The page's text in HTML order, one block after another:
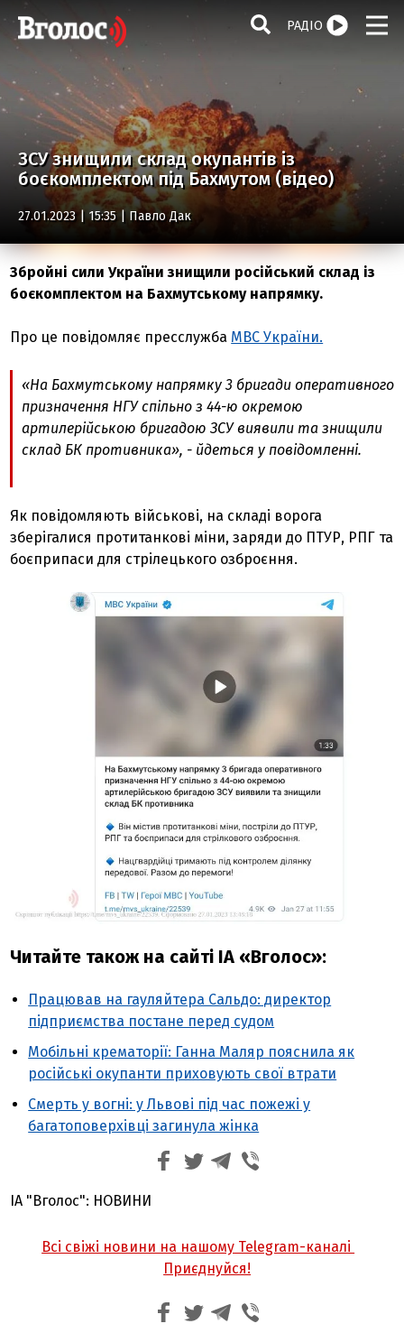
РАДІО
ЗСУ знищили склад окупантів із
боєкомплектом під Бахмутом (відео)
27.01.2023 | 15:35 |Павло Дак
Збройні сили України знищили російський склад із
боєкомплектом на Бахмутському напрямку.
Про це повідомляє пресслужба МВС України.
«На Бахмутському напрямку 3 бригади оперативного
призначення НГУ спільно з 44-ю окремою
артилерійською бригадою ЗСУ виявили та знищили
склад БК противника», - йдеться у повідомленні.
Як повідомляють військові, на складі ворога
зберігалися протитанкові міни, заряди до ПТУР, РПГ та
боєприпаси для стрілецького озброєння.
Читайте також на сайті ІА «Вголос»:
Працював на гауляйтера Сальдо: директор
підприємства постане перед судом
Мобільні крематорії: Ганна Маляр пояснила як
російські окупанти приховують свої втрати
Смерть у вогні: у Львові під час пожежі у
багатоповерхівці загинула жінка
ІА "Вголос": НОВИНИ
Всі свіжі новини на нашому Telegram-каналі
Приєднуйся!